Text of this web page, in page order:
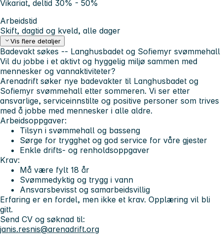
Vikariat, deltid 30% - 50%
Arbeidstid
Skift, dagtid og kveld, alle dager
Vis flere detaljer
Badevakt søkes -- Langhusbadet og Sofiemyr svømmehall
Vil du jobbe i et aktivt og hyggelig miljø sammen med
mennesker og vannaktiviteter?
Arenadrift søker nye badevakter til Langhusbadet og
Sofiemyr svømmehall etter sommeren. Vi ser etter
ansvarlige, serviceinnstilte og positive personer som trives
med å jobbe med mennesker i alle aldre.
Arbeidsoppgaver:
Tilsyn i svømmehall og basseng
Sørge for trygghet og god service for våre gjester
Enkle drifts- og renholdsoppgaver
Krav:
Må være fylt 18 år
Svømmedyktig og trygg i vann
Ansvarsbevisst og samarbeidsvillig
Erfaring er en fordel, men ikke et krav. Opplæring vil bli
gitt.
Send CV og søknad til:
janis.resnis@arenadrift.org